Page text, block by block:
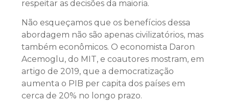
respeitar as decisões da maioria.
Não esqueçamos que os benefícios dessa
abordagem não são apenas civilizatórios, mas
também econômicos. O economista Daron
Acemoglu, do MIT, e coautores mostram, em
artigo de 2019, que a democratização
aumenta o PIB per capita dos países em
cerca de 20% no longo prazo.